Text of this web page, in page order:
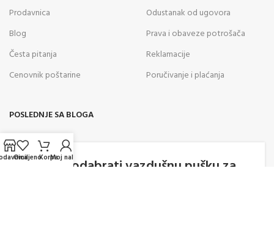
Prodavnica
Blog
Česta pitanja
Cenovnik poštarine
Odustanak od ugovora
Prava i obaveze potrošača
Reklamacije
Poručivanje i plaćanja
POSLEDNJE SA BLOGA
05
AVG Kako odabrati vazdušnu pušku za
OmiljenoKorpaMoj nalog